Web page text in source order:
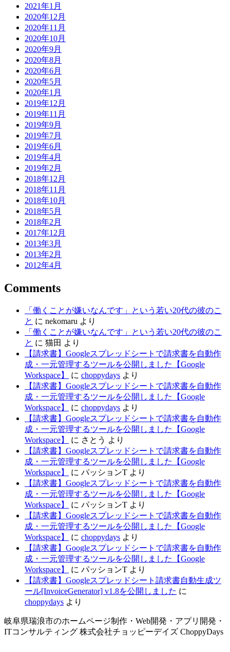
2021年1月
2020年12月
2020年11月
2020年10月
2020年9月
2020年8月
2020年6月
2020年5月
2020年1月
2019年12月
2019年11月
2019年9月
2019年7月
2019年6月
2019年4月
2019年2月
2018年12月
2018年11月
2018年10月
2018年5月
2018年2月
2017年12月
2013年3月
2013年2月
2012年4月
Comments
「働くことが嫌いなんです」という若い20代の彼のこ
と に nekomaru より
「働くことが嫌いなんです」という若い20代の彼のこ
と に 猫田 より
【請求書】Googleスプレッドシートで請求書を自動作
成・一元管理するツールを公開しました【Google
Workspace】
に choppydays より
【請求書】Googleスプレッドシートで請求書を自動作
成・一元管理するツールを公開しました【Google
Workspace】
に choppydays より
【請求書】Googleスプレッドシートで請求書を自動作
成・一元管理するツールを公開しました【Google
Workspace】
に さとう より
【請求書】Googleスプレッドシートで請求書を自動作
成・一元管理するツールを公開しました【Google
Workspace】
に パッションT より
【請求書】Googleスプレッドシートで請求書を自動作
成・一元管理するツールを公開しました【Google
Workspace】
に パッションT より
【請求書】Googleスプレッドシートで請求書を自動作
成・一元管理するツールを公開しました【Google
Workspace】
に choppydays より
【請求書】Googleスプレッドシートで請求書を自動作
成・一元管理するツールを公開しました【Google
Workspace】
に パッションT より
【請求書】Googleスプレッドシート請求書自動生成ツ
ール[InvoiceGenerator] v1.8を公開しました に
choppydays より
岐阜県瑞浪市のホームページ制作・Web開発・アプリ開発・
ITコンサルティング 株式会社チョッピーデイズ ChoppyDays